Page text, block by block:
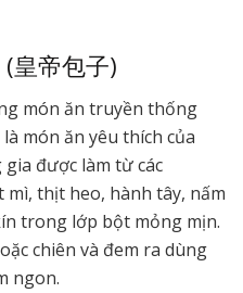
皇帝包子)
món ăn truyền thống
món ăn yêu thích của
được làm từ các
thịt heo, hành tây, nấm
trong lớp bột mỏng mịn.
chiên và đem ra dùng
ngon.